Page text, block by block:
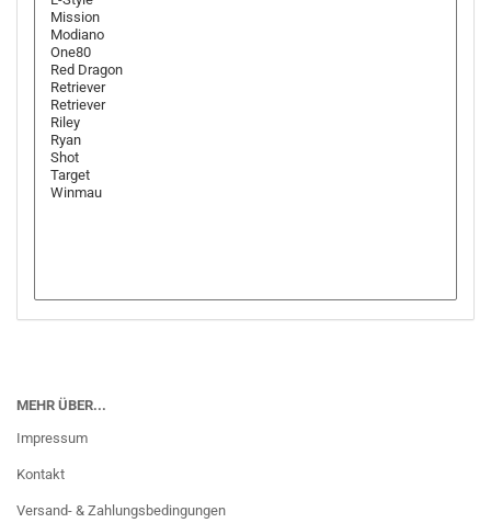
MEHR ÜBER...
Impressum
Kontakt
Versand- & Zahlungsbedingungen